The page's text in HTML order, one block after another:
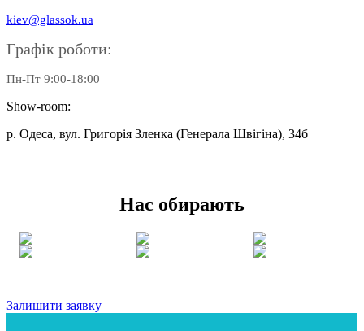
kiev@glassok.ua
Графік роботи:
Пн-Пт 9:00-18:00
Show-room:
р. Одеса, вул. Григорія Зленка (Генерала Швігіна), 34б
Нас обирають
Залишити заявку